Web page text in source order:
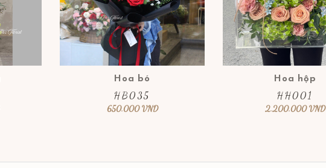
Hoa bó
HB035
650.000VND
Hoa hộp
HH001
2.200.000VND